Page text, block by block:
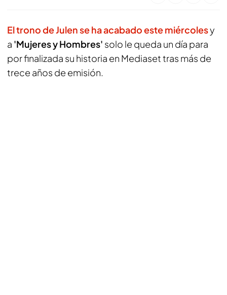
El trono de Julen se ha acabado este miércolesy
a 'Mujeres y Hombres' solo le queda un día para
por finalizada su historia en Mediaset tras más de
trece años de emisión.